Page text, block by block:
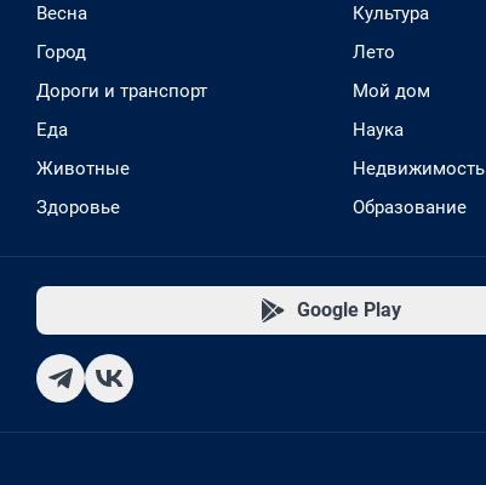
Весна
Город
Дороги и транспорт
Еда
Животные
Здоровье
Культура
Лето
Мой дом
Наука
Недвижимость
Образование
Google Play